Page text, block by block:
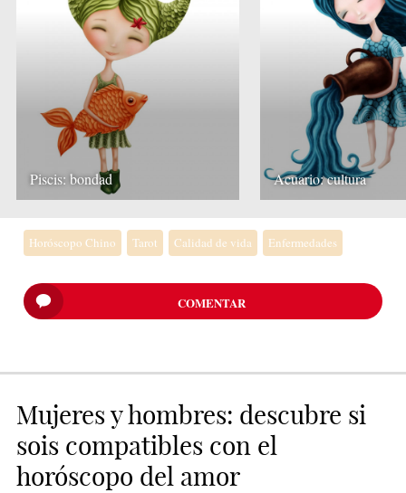
Piscis: bondad Acuario: cultura
Horóscopo Chino Tarot Calidad de vida Enfermedades
COMENTAR
Mujeres y hombres: descubre si
sois compatibles con el
horóscopo del amor